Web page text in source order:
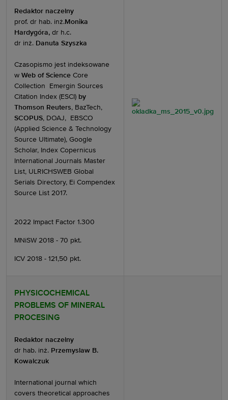
Redaktor naczelny
prof. dr hab. inż.Monika
Hardygóra, dr h.c.
dr inż. Danuta Szyszka
Czasopismo jest indeksowane
w Web of Science Core
Collection Emergin Sources
Citation Index (ESCI) by
Thomson Reuters, BazTech,
SCOPUS, DOAJ, EBSCO
(Applied Science & Technology
Source Ultimate), Google
Scholar, Index Copernicus
International Journals Master
List, ULRICHSWEB Global
Serials Directory, Ei Compendex
Source List 2017.
2022 Impact Factor 1.300
MNiSW 2018 - 70 pkt.
ICV 2018 - 121,50 pkt.
PHYSICOCHEMICAL
PROBLEMS OF MINERAL
PROCESING
Redaktor naczelny
dr hab. inż. Przemyslaw B.
Kowalczuk
International journal which
covers theoretical approaches